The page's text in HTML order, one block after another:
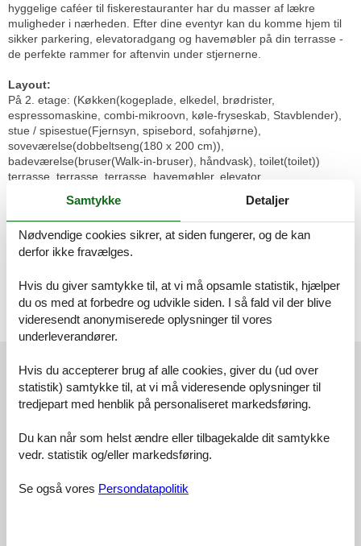
hyggelige caféer til fiskerestauranter har du masser af lækre
muligheder i nærheden. Efter dine eventyr kan du komme hjem til
sikker parkering, elevatoradgang og havemøbler på din terrasse -
de perfekte rammer for aftenvin under stjernerne.
Layout:
På 2. etage: (Køkken(kogeplade, elkedel, brødrister,
espressomaskine, combi-mikroovn, køle-fryseskab, Stavblender),
stue / spisestue(Fjernsyn, spisebord, sofahjørne),
soveværelse(dobbeltseng(180 x 200 cm)),
badeværelse(bruser(Walk-in-bruser), håndvask), toilet(toilet))
terrasse, terrasse, terrasse, havemøbler, elevator
Ungdomsgrupper under 18 år er ikke tilladt Parkeringsmuligheder 1
Det er strengt forbudt at afholde studenterfest, polterabend eller
fest med stort alkohol indtag i denne feriebolig
2. sal
Soveværelse
Dobbeltseng
Vores gæsteanmeldelserEksterne anmeldelser
4,4
36 eksterne anmeldelser
Samtykke Detaljer
Nødvendige cookies sikrer, at siden fungerer, og de kan
derfor ikke fravælges.
Hvis du giver samtykke til, at vi må opsamle statistik, hjælper
du os med at forbedre og udvikle siden. I så fald vil der blive
videresendt anonymiserede oplysninger til vores
underleverandører.
Hvis du accepterer brug af alle cookies, giver du (ud over
statistik) samtykke til, at vi må videresende oplysninger til
tredjepart med henblik på personaliseret markedsføring.
Du kan når som helst ændre eller tilbagekalde dit samtykke
vedr. statistik og/eller markedsføring.
Se også vores Persondatapolitik